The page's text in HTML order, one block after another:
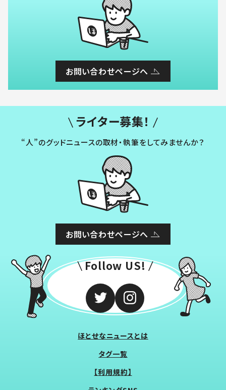
お問い合わせページへ
ライター募集！
“人”のグッドニュースの取材・執筆をしてみませんか？
お問い合わせページへ
Follow US!
ほとせなニュースとは
タグ一覧
【利用規約】